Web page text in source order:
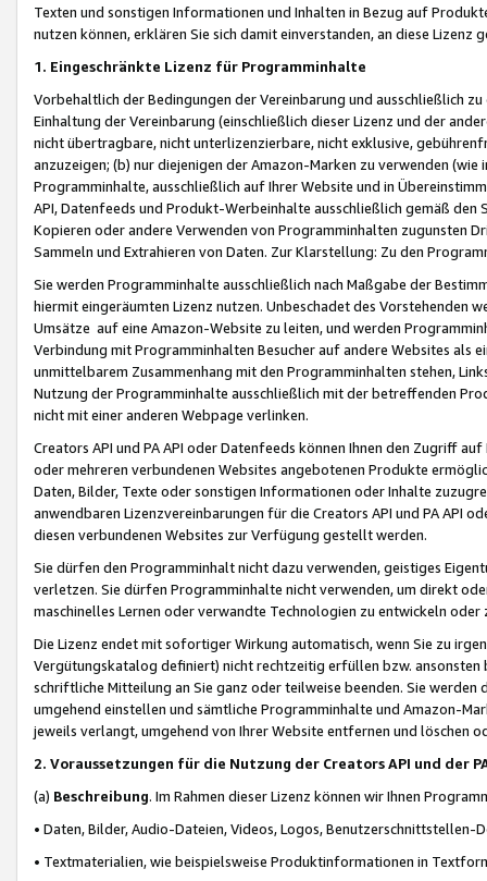
Texten und sonstigen Informationen und Inhalten in Bezug auf
nutzen können, erklären Sie sich damit einverstanden, an diese Lizenz
1. Eingeschränkte Lizenz für Programminhalte
Vorbehaltlich der Bedingungen der Vereinbarung und ausschließlich
Einhaltung der Vereinbarung (einschließlich dieser Lizenz und der
nicht übertragbare, nicht unterlizenzierbare, nicht exklusive,
anzuzeigen; (b) nur diejenigen der Amazon-Marken zu verwenden
Programminhalte, ausschließlich auf Ihrer Website und in
API, Datenfeeds und Produkt-Werbeinhalte ausschließlich gemäß
Kopieren oder andere Verwenden von Programminhalten zugunsten
Sammeln und Extrahieren von Daten. Zur Klarstellung: Zu den
Sie werden Programminhalte ausschließlich nach Maßgabe der
hiermit eingeräumten Lizenz nutzen. Unbeschadet des Vorstehenden
Umsätze auf eine Amazon-Website zu leiten, und werden
Verbindung mit Programminhalten Besucher auf andere Websites als
unmittelbarem Zusammenhang mit den Programminhalten stehen,
Nutzung der Programminhalte ausschließlich mit der betreffenden
nicht mit einer anderen Webpage verlinken.
Creators API und PA API oder Datenfeeds können Ihnen den Zugriff
oder mehreren verbundenen Websites angebotenen Produkte
Daten, Bilder, Texte oder sonstigen Informationen oder Inhalte
anwendbaren Lizenzvereinbarungen für die Creators API und PA API
diesen verbundenen Websites zur Verfügung gestellt werden.
Sie dürfen den Programminhalt nicht dazu verwenden, geistiges
verletzen. Sie dürfen Programminhalte nicht verwenden, um direkt
maschinelles Lernen oder verwandte Technologien zu entwickeln
Die Lizenz endet mit sofortiger Wirkung automatisch, wenn Sie zu
Vergütungskatalog definiert) nicht rechtzeitig erfüllen bzw. ansonsten
schriftliche Mitteilung an Sie ganz oder teilweise beenden. Sie werden
umgehend einstellen und sämtliche Programminhalte und Amazon-
jeweils verlangt, umgehend von Ihrer Website entfernen und löschen
2. Voraussetzungen für die Nutzung der Creators API und der
(a) Beschreibung. Im Rahmen dieser Lizenz können wir Ihnen
• Daten, Bilder, Audio-Dateien, Videos, Logos, Benutzerschnittstellen-
• Textmaterialien, wie beispielsweise Produktinformationen in